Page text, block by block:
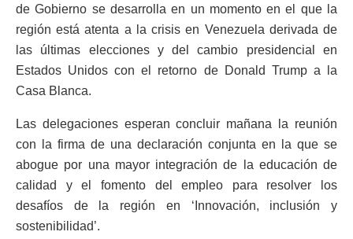
de Gobierno se desarrolla en un momento en el que la
región está atenta a la crisis en Venezuela derivada de
las últimas elecciones y del cambio presidencial en
Estados Unidos con el retorno de Donald Trump a la
Casa Blanca.
Las delegaciones esperan concluir mañana la reunión
con la firma de una declaración conjunta en la que se
abogue por una mayor integración de la educación de
calidad y el fomento del empleo para resolver los
desafíos de la región en ‘Innovación, inclusión y
sostenibilidad’.